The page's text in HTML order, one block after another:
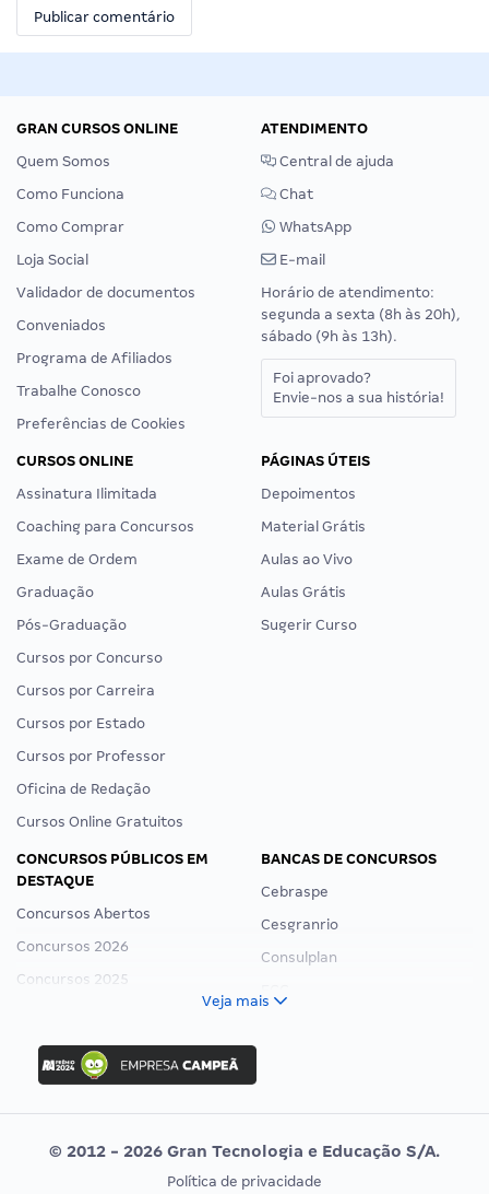
GRAN CURSOS ONLINE
Quem Somos
Como Funciona
Como Comprar
Loja Social
Validador de documentos
Conveniados
Programa de Afiliados
Trabalhe Conosco
Preferências de Cookies
ATENDIMENTO
Central de ajuda
Chat
WhatsApp
E-mail
Horário de atendimento:
segunda a sexta (8h às 20h),
sábado (9h às 13h).
Foi aprovado?
Envie-nos a sua história!
CURSOS ONLINE
Assinatura Ilimitada
Coaching para Concursos
Exame de Ordem
Graduação
Pós-Graduação
Cursos por Concurso
Cursos por Carreira
Cursos por Estado
Cursos por Professor
Oficina de Redação
Cursos Online Gratuitos
PÁGINAS ÚTEIS
Depoimentos
Material Grátis
Aulas ao Vivo
Aulas Grátis
Sugerir Curso
CONCURSOS PÚBLICOS EM
DESTAQUE
Concursos Abertos
Concursos 2026
Concursos 2025
Concurso Ibama
Concurso MPU
Editais publicados
BANCAS DE CONCURSOS
Cebraspe
Cesgranrio
Consulplan
Vunesp
Veja mais
© 2012 - 2026 Gran Tecnologia e Educação S/A.
Política de privacidade